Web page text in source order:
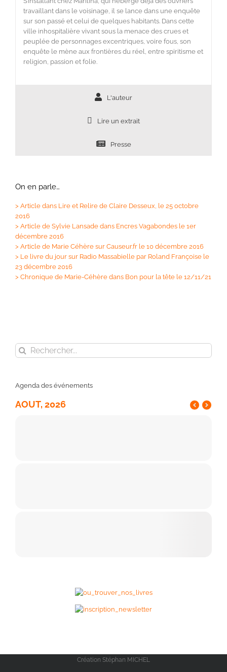
travaillant dans le voisinage, il se lance dans une enquête
sur son passé et celui de quelques habitants. Dans cette
ville inhospitalière vivant sous la menace des crues et
peuplée de personnages excentriques, voire fous, son
enquête le mène aux frontières du réel, entre spiritisme et
religion, passion et folie.
L'auteur
Lire un extrait
Presse
On en parle…
> Article dans Lire et Relire de Claire Desseux, le 25 octobre
2016
> Article de Sylvie Lansade dans Encres Vagabondes le 1er
décembre 2016
> Article de Marie Céhère sur Causeur.fr le 10 décembre 2016
> Le livre du jour sur Radio Massabielle par Roland Françoise le
23 décembre 2016
> Chronique de Marie-Céhère dans Bon pour la tête le 12/11/21
Rechercher:
Agenda des événements
AOUT, 2026
Création Stéphan MICHEL